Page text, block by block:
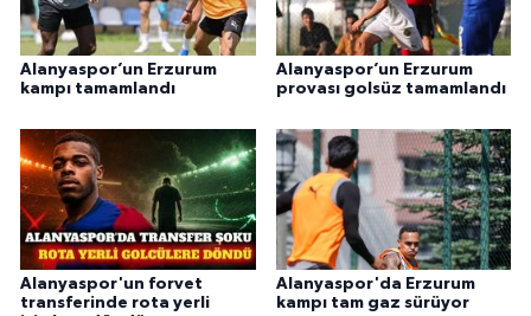
Alanyaspor’un Erzurum
kampı tamamlandı
Alanyaspor’un Erzurum
provası golsüz tamamlandı
Alanyaspor'un forvet
transferinde rota yerli
Alanyaspor'da Erzurum
kampı tam gaz sürüyor